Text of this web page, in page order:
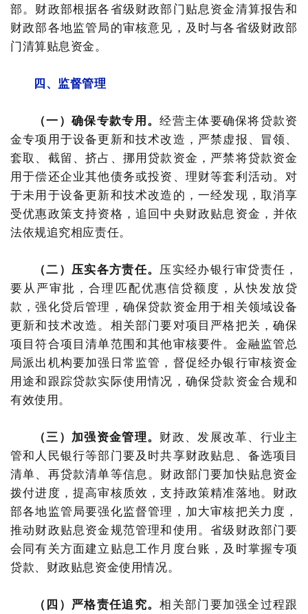
部。财政部根据各省级财政部门贴息资金清算报告和
财政部各地监管局的审核意见，及时与各省级财政部
门清算贴息资金。
四、监督管理
（一）确保专款专用。经营主体要确保将贷款资
金专项用于设备更新和技术改造，严禁虚报、冒领、
套取、截留、挤占、挪用贷款资金，严禁将贷款资金
用于偿还企业其他债务或投资、理财等套利活动。对
于未用于设备更新和技术改造的，一经发现，取消享
受优惠政策支持资格，追回中央财政贴息资金，并依
法依规追究相应责任。
（二）压实各方责任。 压实经办银行审贷责任，
要从严审批，合理匹配优惠信贷额度，从快发放贷
款，强化贷后管理，确保贷款资金用于相关领域设备
更新和技术改造。相关部门要对项目严格把关，确保
项目符合项目清单范围和其他审核要件。金融监管总
局派出机构要加强日常监管，督促经办银行审核资金
用途和跟踪贷款实际使用情况，确保贷款资金合规和
有效使用。
（三）加强资金管理。 财政、发展改革、行业主
管和人民银行等部门要及时共享财政贴息、备选项目
清单、再贷款清单等信息。财政部门要加快贴息资金
拨付进度，提高审核质效，支持政策精准落地。财政
部各地监管局要强化监督管理，加大审核把关力度，
推动财政贴息资金规范管理和使用。省级财政部门要
会同有关方面建立贴息工作月度台账，及时掌握专项
贷款、财政贴息资金使用情况。
（四）严格责任追究。相关部门要加强全过程跟